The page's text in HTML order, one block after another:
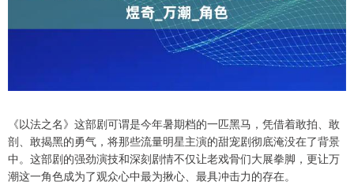
《以法之名》这部剧可谓是今年暑期档的一匹黑马，凭借着敢拍、敢
剖、敢揭黑的勇气，将那些流量明星主演的甜宠剧彻底淹没在了背景
中。这部剧的强劲演技和深刻剧情不仅让老戏骨们大展拳脚，更让万
潮这一角色成为了观众心中最为揪心、最具冲击力的存在。